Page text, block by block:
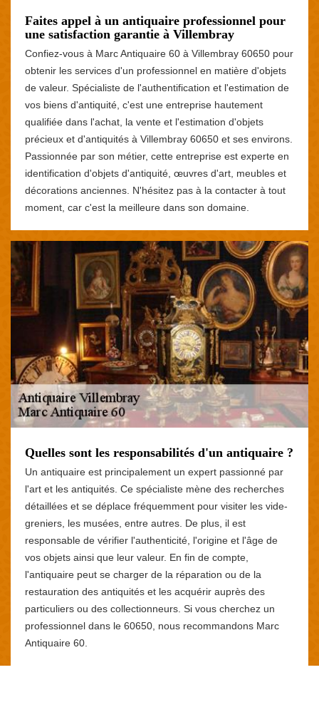
Faites appel à un antiquaire professionnel pour
une satisfaction garantie à Villembray
Confiez-vous à Marc Antiquaire 60 à Villembray 60650 pour
obtenir les services d'un professionnel en matière d'objets
de valeur. Spécialiste de l'authentification et l'estimation de
vos biens d'antiquité, c'est une entreprise hautement
qualifiée dans l'achat, la vente et l'estimation d'objets
précieux et d'antiquités à Villembray 60650 et ses environs.
Passionnée par son métier, cette entreprise est experte en
identification d'objets d'antiquité, œuvres d'art, meubles et
décorations anciennes. N'hésitez pas à la contacter à tout
moment, car c'est la meilleure dans son domaine.
Quelles sont les responsabilités d'un antiquaire ?
Un antiquaire est principalement un expert passionné par
l'art et les antiquités. Ce spécialiste mène des recherches
détaillées et se déplace fréquemment pour visiter les vide-
greniers, les musées, entre autres. De plus, il est
responsable de vérifier l'authenticité, l'origine et l'âge de
vos objets ainsi que leur valeur. En fin de compte,
l'antiquaire peut se charger de la réparation ou de la
restauration des antiquités et les acquérir auprès des
particuliers ou des collectionneurs. Si vous cherchez un
professionnel dans le 60650, nous recommandons Marc
Antiquaire 60.